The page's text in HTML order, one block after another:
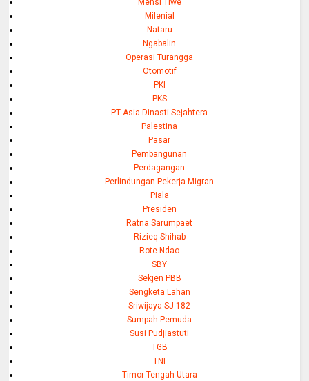
Milenial
Nataru
Ngabalin
Operasi Turangga
Otomotif
PKI
PKS
PT Asia Dinasti Sejahtera
Palestina
Pasar
Pembangunan
Perdagangan
Perlindungan Pekerja Migran
Piala
Presiden
Ratna Sarumpaet
Rizieq Shihab
Rote Ndao
SBY
Sekjen PBB
Sengketa Lahan
Sriwijaya SJ-182
Sumpah Pemuda
Susi Pudjiastuti
TGB
TNI
Timor Tengah Utara